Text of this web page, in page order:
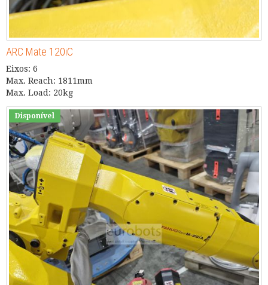
ARC Mate 120iC
Eixos: 6
Max. Reach: 1811mm
Max. Load: 20kg
Disponível